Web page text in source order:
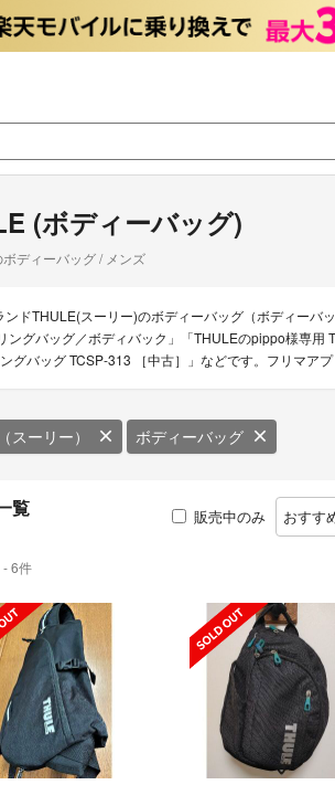
(ボディーバッグ)
ボディーバッグ / メンズ
ンドTHULE(スーリー)のボディーバッグ（ボディー
ングバッグ／ボディバック」「THULEのpippo様専
グバッグ TCSP-313 ［中古］」などです。フリマア
スーリー） ボディーバッグ
覧 販売中のみ おすす
6件